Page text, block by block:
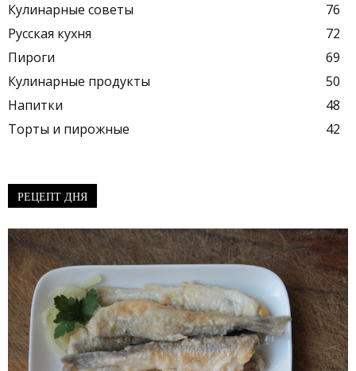
Кулинарные советы
76
Русская кухня
72
Пироги
69
Кулинарные продукты
50
Напитки
48
Торты и пирожные
42
РЕЦЕПТ ДНЯ